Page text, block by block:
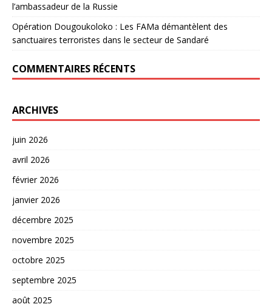
l’ambassadeur de la Russie
Opération Dougoukoloko : Les FAMa démantèlent des
sanctuaires terroristes dans le secteur de Sandaré
COMMENTAIRES RÉCENTS
ARCHIVES
juin 2026
avril 2026
février 2026
janvier 2026
décembre 2025
novembre 2025
octobre 2025
septembre 2025
août 2025